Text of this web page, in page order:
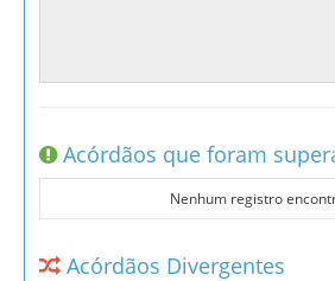
Acórdãos que foram
Nenhum registro
Acórdãos Divergentes